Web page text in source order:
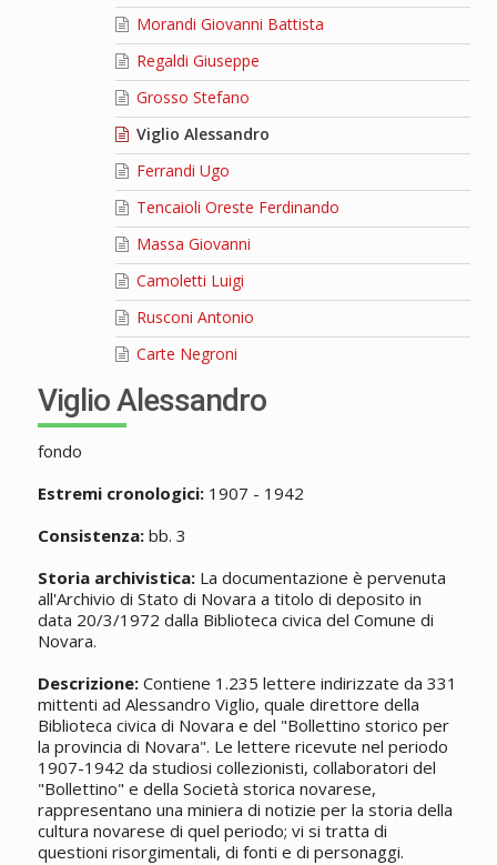
Morandi Giovanni Battista
Regaldi Giuseppe
Grosso Stefano
Viglio Alessandro
Ferrandi Ugo
Tencaioli Oreste Ferdinando
Massa Giovanni
Camoletti Luigi
Rusconi Antonio
Carte Negroni
Viglio Alessandro
fondo
Estremi cronologici:1907 - 1942
Consistenza:bb. 3
Storia archivistica:La documentazione è pervenuta
all'Archivio di Stato di Novara a titolo di deposito in
data 20/3/1972 dalla Biblioteca civica del Comune di
Novara.
Descrizione:Contiene 1.235 lettere indirizzate da 331
mittenti ad Alessandro Viglio, quale direttore della
Biblioteca civica di Novara e del "Bollettino storico per
la provincia di Novara". Le lettere ricevute nel periodo
1907-1942 da studiosi collezionisti, collaboratori del
"Bollettino" e della Società storica novarese,
rappresentano una miniera di notizie per la storia della
cultura novarese di quel periodo; vi si tratta di
questioni risorgimentali, di fonti e di personaggi.